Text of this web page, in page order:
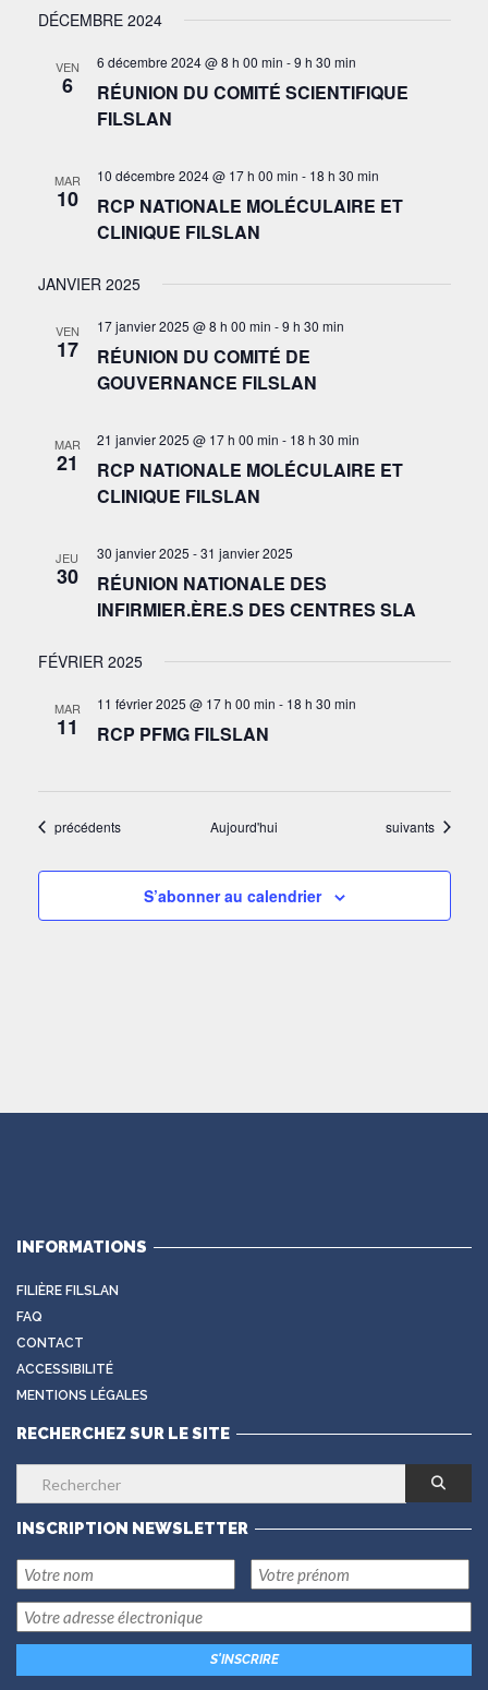
DÉCEMBRE 2024
VEN
6
6 décembre 2024 @ 8 h 00 min -9 h 30 min
RÉUNION DU COMITÉ SCIENTIFIQUE
FILSLAN
MAR
10
10 décembre 2024 @ 17 h 00 min - 18 h 30 min
RCP NATIONALE MOLÉCULAIRE ET
CLINIQUE FILSLAN
JANVIER 2025
VEN
17
17 janvier 2025 @ 8 h 00 min -9 h 30 min
RÉUNION DU COMITÉ DE
GOUVERNANCE FILSLAN
MAR
21
21 janvier 2025 @ 17 h 00 min - 18 h 30 min
RCP NATIONALE MOLÉCULAIRE ET
CLINIQUE FILSLAN
JEU
30
30 janvier 2025 -31 janvier 2025
RÉUNION NATIONALE DES
INFIRMIER.ÈRE.S DES CENTRES SLA
FÉVRIER 2025
MAR
11
11 février 2025 @ 17 h 00 min - 18 h 30 min
RCP PFMG FILSLAN
Évènements
précédents Aujourd'hui Évènements
suivants
S’abonner au calendrier
INFORMATIONS
FILIÈRE FILSLAN
FAQ
CONTACT
ACCESSIBILITÉ
MENTIONS LÉGALES
RECHERCHEZ SUR LE SITE
INSCRIPTION NEWSLETTER